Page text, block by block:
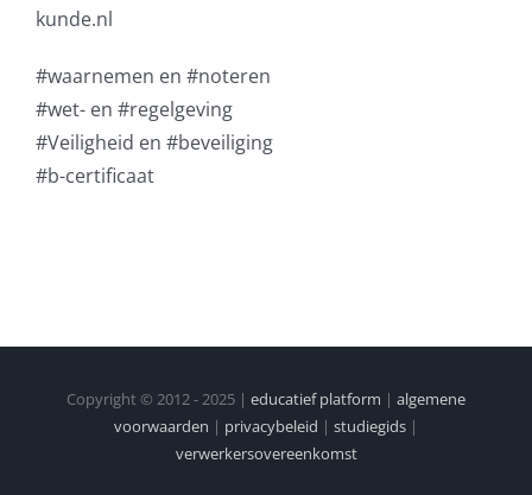
kunde.nl
#waarnemen en #noteren
#wet- en #regelgeving
#Veiligheid en #beveiliging
#b-certificaat
Copyright © 2012 - 2025 | educatief platform | algemene
voorwaarden | privacybeleid | studiegids |
verwerkersovereenkomst